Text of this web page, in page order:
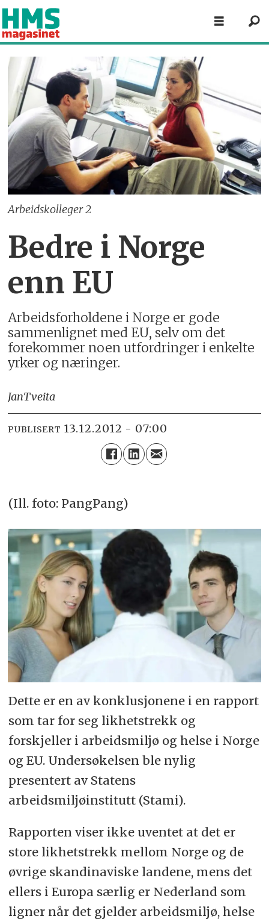
Arbeidskolleger 2
Bedre i Norge
enn EU
Arbeidsforholdene i Norge er gode
sammenlignet med EU, selv om det
forekommer noen utfordringer i enkelte
yrker og næringer.
JanTveita
PUBLISERT 13.12.2012 - 07:00
(Ill. foto: PangPang)
Dette er en av konklusjonene i en rapport
som tar for seg likhetstrekk og
forskjeller i arbeidsmiljø og helse i Norge
og EU. Undersøkelsen ble nylig
presentert av Statens
arbeidsmiljøinstitutt (Stami).
Rapporten viser ikke uventet at det er
store likhetstrekk mellom Norge og de
øvrige skandinaviske landene, mens det
ellers i Europa særlig er Nederland som
ligner når det gjelder arbeidsmiljø, helse